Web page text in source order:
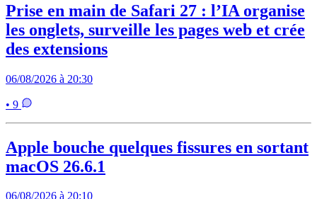
Prise en main de Safari 27 : l’IA organise
les onglets, surveille les pages web et crée
des extensions
06/08/2026 à 20:30
• 9
Apple bouche quelques fissures en sortant
macOS 26.6.1
06/08/2026 à 20:10